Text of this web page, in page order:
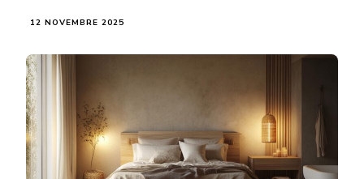
12 NOVEMBRE 2025